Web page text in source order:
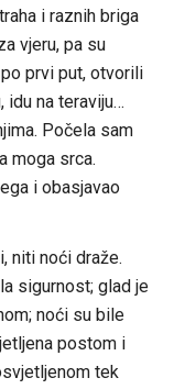
i raznih briga
vjeru, pa su
prvi put, otvorili
idu na teraviju…
Počela sam
moga srca.
i obasjavao
niti noći draže.
sigurnost; glad je
noći su bile
postom i
tek